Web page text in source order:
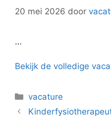
20 mei 2026 door
…
Bekijk de volledige
Categorieën
vacature